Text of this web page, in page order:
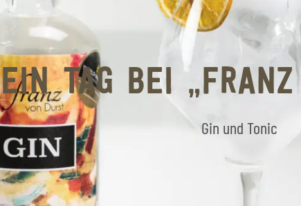
EIN TAG BEI „FRANZ
Gin und Tonic